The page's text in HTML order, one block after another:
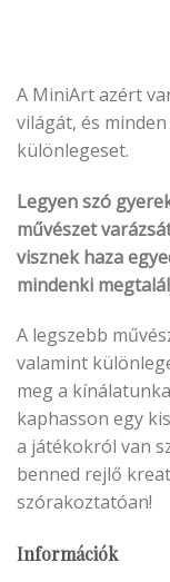
A MiniArt azért
világát, és
különlegeset.
Legyen szó
művészet
visznek haza
mindenki
A legszebb
valamint
meg a
kaphasson egy
a játékokról van
benned rejlő
szórakoztatóan!
Információk